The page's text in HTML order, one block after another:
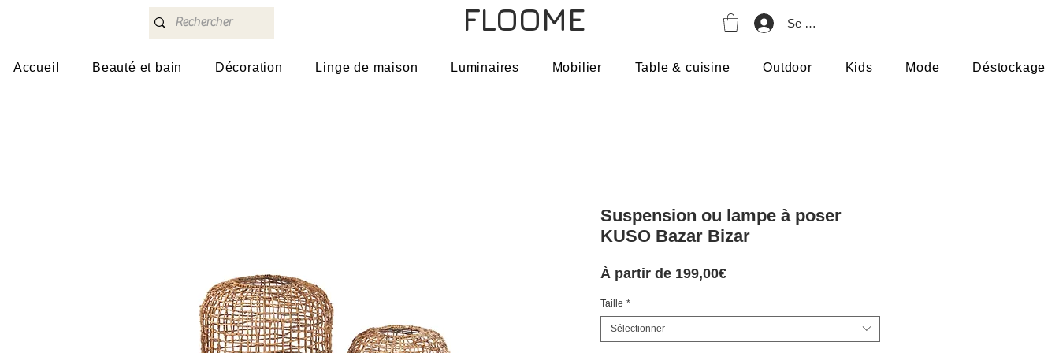
FLOOME Se connecter
Accueil Beauté et bain Décoration Linge de maison Luminaires Mobilier Table & cuisine Outdoor Kids Mode Déstockage
Suspension ou lampe à poser
KUSO Bazar Bizar
À partir de 199,00€Prix
Taille *
Sélectionner